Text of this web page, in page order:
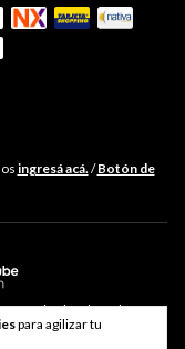
para agilizar tu
ingresá acá./ Botón de
Todos los derechos